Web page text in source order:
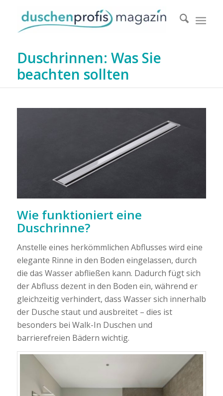
Duschrinnen: Was Sie
beachten sollten
Wie funktioniert eine
Duschrinne?
Anstelle eines herkömmlichen Abflusses wird eine
elegante Rinne in den Boden eingelassen, durch
die das Wasser abfließen kann. Dadurch fügt sich
der Abfluss dezent in den Boden ein, während er
gleichzeitig verhindert, dass Wasser sich innerhalb
der Dusche staut und ausbreitet – dies ist
besonders bei Walk-In Duschen und
barrierefreien Bädern wichtig.